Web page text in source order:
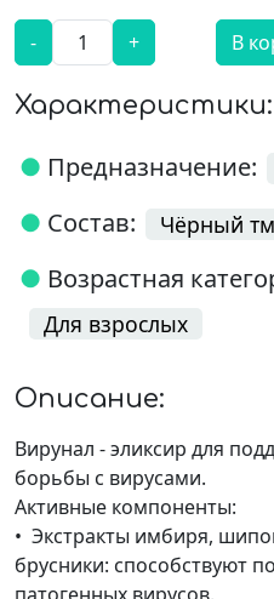
- + В
Характеристики:
● Предназначение:
● Состав: Чёрный
● Возрастная
Для взрослых
Описание:
Вирунал - эликсир для
борьбы с вирусами.
Активные компоненты:
• Экстракты имбиря,
брусники: способствуют